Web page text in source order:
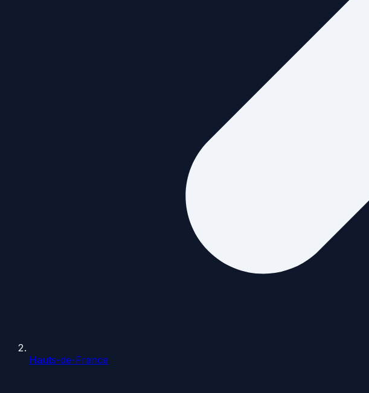
Hauts-de-France